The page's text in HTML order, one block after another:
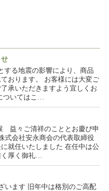
する地震の影響により、商品
おります。 お客様には大変ご
承いただきますよう宜しくお
ついてはこ…
益々ご清祥のこととお慶び申
会社安永商会の代表取締役
就任いたしました 在任中は公
厚く御礼…
います 旧年中は格別のご高配